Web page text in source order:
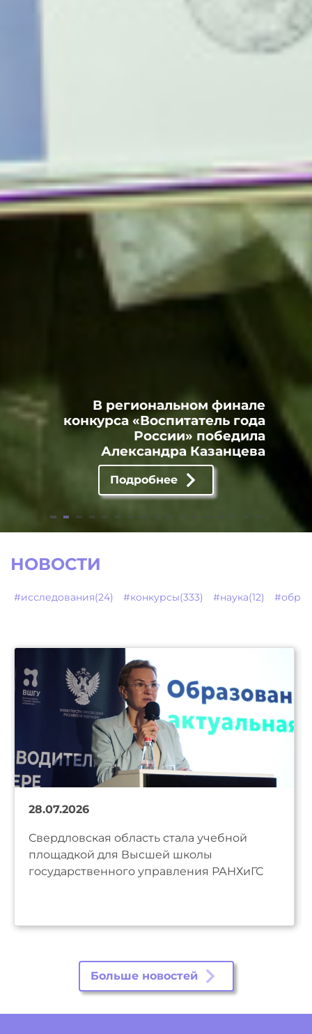
В региональном финале
конкурса «Воспитатель года
России» победила
Александра Казанцева
Подробнее
НОВОСТИ
#исследования(24) #конкурсы(333) #наука(12)
28.07.2026
Свердловская область стала учебной
площадкой для Высшей школы
государственного управления РАНХиГС
Больше новостей